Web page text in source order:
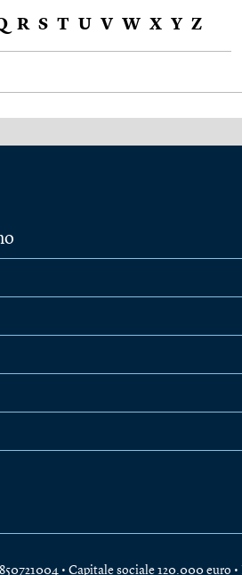
R S T U V W X Y Z
• Capitale sociale 120.000 euro •